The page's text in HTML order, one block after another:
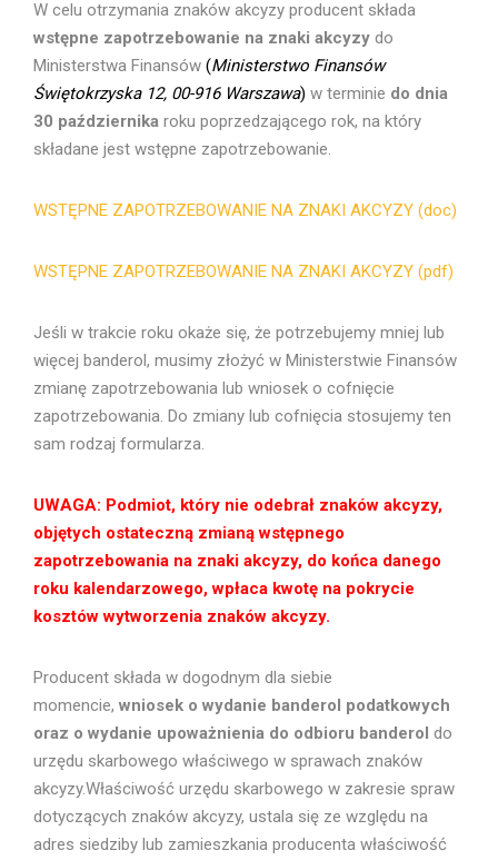
W celu otrzymania znaków akcyzy producent składa
wstępne zapotrzebowanie na znaki akcyzy do
Ministerstwa Finansów (Ministerstwo Finansów
Świętokrzyska 12, 00-916 Warszawa) w terminie do dnia
30 października roku poprzedzającego rok, na który
składane jest wstępne zapotrzebowanie.
WSTĘPNE ZAPOTRZEBOWANIE NA ZNAKI AKCYZY (doc)
WSTĘPNE ZAPOTRZEBOWANIE NA ZNAKI AKCYZY (pdf)
Jeśli w trakcie roku okaże się, że potrzebujemy mniej lub
więcej banderol, musimy złożyć w Ministerstwie Finansów
zmianę zapotrzebowania lub wniosek o cofnięcie
zapotrzebowania. Do zmiany lub cofnięcia stosujemy ten
sam rodzaj formularza.
UWAGA: Podmiot, który nie odebrał znaków akcyzy,
objętych ostateczną zmianą wstępnego
zapotrzebowania na znaki akcyzy, do końca danego
roku kalendarzowego, wpłaca kwotę na pokrycie
kosztów wytworzenia znaków akcyzy.
Producent składa w dogodnym dla siebie
momencie, wniosek o wydanie banderol podatkowych
oraz o wydanie upoważnienia do odbioru banderol do
urzędu skarbowego właściwego w sprawach znaków
akcyzy.Właściwość urzędu skarbowego w zakresie spraw
dotyczących znaków akcyzy, ustala się ze względu na
adres siedziby lub zamieszkania producenta właściwość